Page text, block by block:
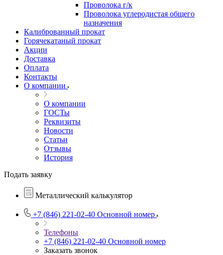
Проволока г/к
Проволока углеродистая общего
назначения
Калиброванный прокат
Горячекатаный прокат
Акции
Доставка
Оплата
Контакты
О компании
О компании
ГОСТы
Реквизиты
Новости
Статьи
Отзывы
История
Подать заявку
Металлический калькулятор
+7 (846) 221-02-40 Основной номер
Телефоны
+7 (846) 221-02-40 Основной номер
Заказать звонок